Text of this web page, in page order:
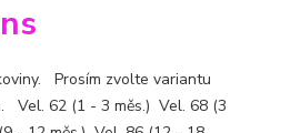
Prosím zvolte variantu
Vel. 62 (1 - 3 měs.) Vel. 68 (3